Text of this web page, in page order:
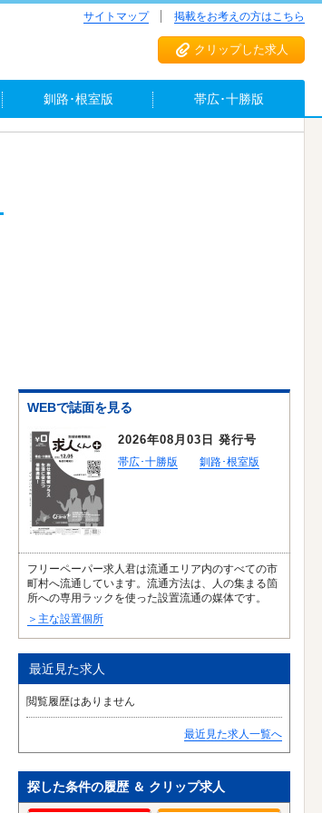
サイトマップ 掲載をお考えの方はこちら
クリップした求人
釧路･根室版 帯広･十勝版
WEBで誌面を見る
2026年08月03日 発行号
帯広･十勝版 釧路･根室版
フリーペーパー求人君は流通エリア内のすべての市
町村へ流通しています。流通方法は、人の集まる箇
所への専用ラックを使った設置流通の媒体です。
＞主な設置個所
最近見た求人
閲覧履歴はありません
最近見た求人一覧へ
探した条件の履歴 ＆ クリップ求人